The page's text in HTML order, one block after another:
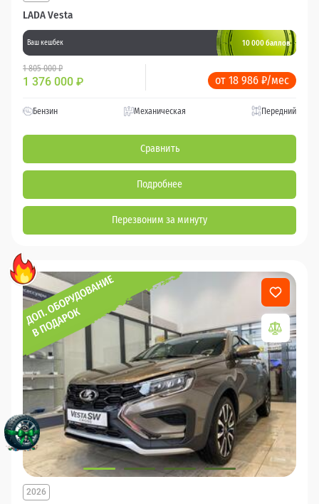
LADA Vesta
Ваш кешбек 10 000 баллов
1 805 000 ₽
1 376 000 ₽ от 18 986 ₽/мес
Бензин Механическая Передний
Сравнить
Подробнее
Перезвоним за минуту
2026